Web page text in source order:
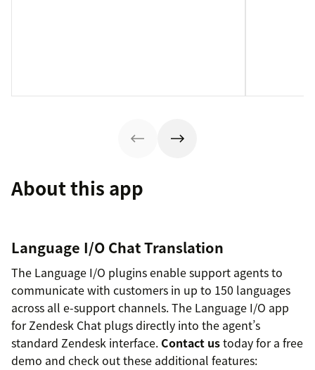
About this app
Language I/O Chat Translation
The Language I/O plugins enable support agents to
communicate with customers in up to 150 languages
across all e-support channels. The Language I/O app
for Zendesk Chat plugs directly into the agent’s
standard Zendesk interface. Contact ustoday for a free
demo and check out these additional features: